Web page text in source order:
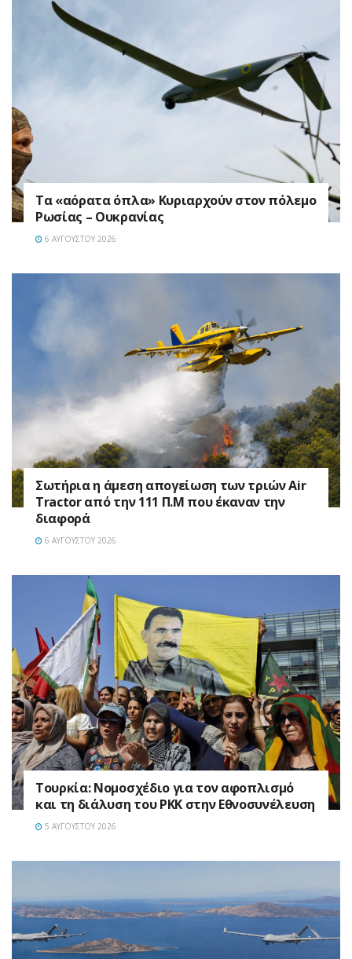
Τα «αόρατα όπλα» Κυριαρχούν στον πόλεμο
Ρωσίας – Ουκρανίας
6 ΑΥΓΟΎΣΤΟΥ 2026
Σωτήρια η άμεση απογείωση των τριών Air
Tractor από την 111 Π.M που έκαναν την
διαφορά
6 ΑΥΓΟΎΣΤΟΥ 2026
Τουρκία: Νομοσχέδιο για τον αφοπλισμό
και τη διάλυση του PKK στην Εθνοσυνέλευση
5 ΑΥΓΟΎΣΤΟΥ 2026